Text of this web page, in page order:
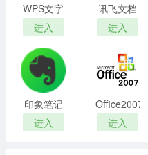
WPS文字
2012独立
版
进入
讯飞文档
电脑版
进入
印象笔记
电脑版官
方最新版
进入
Office2007
破解版
进入